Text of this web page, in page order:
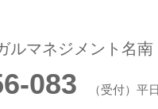
ルマネジメント名南
083 （受付）平